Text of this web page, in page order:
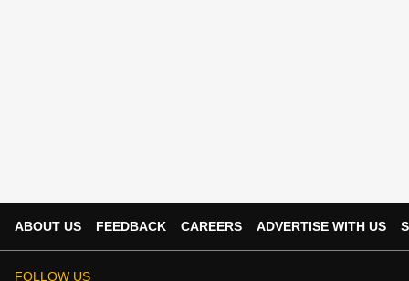
ABOUT US FEEDBACK CAREERS ADVERTISE WITH US
FOLLOW US